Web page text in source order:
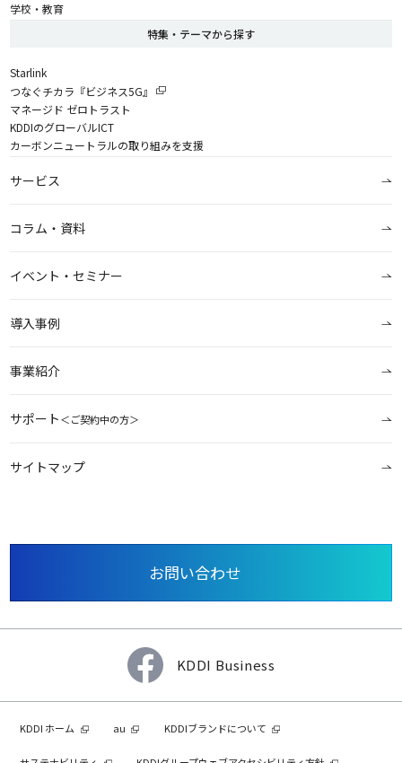
学校・教育
特集・テーマから探す
Starlink
つなぐチカラ『ビジネス5G』
マネージド ゼロトラスト
KDDIのグローバルICT
カーボンニュートラルの取り組みを支援
サービス
コラム・資料
イベント・セミナー
導入事例
事業紹介
サポート＜ご契約中の方＞
サイトマップ
お問い合わせ
KDDI Business
KDDI ホーム au KDDIブランドについて